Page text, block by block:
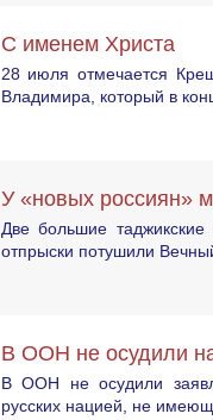
С именем Христа
28 июля отмечается
Владимира, который в
У «новых россиян»
Две большие
отпрыски потушили
В ООН не осудили
В ООН не осудили
русских нацией, не